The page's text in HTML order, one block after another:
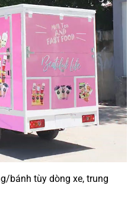
bánh tùy dòng xe, trung